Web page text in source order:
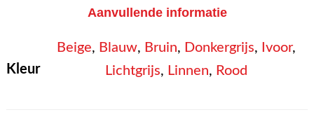
Aanvullende informatie
Kleur
Beige, Blauw, Bruin, Donkergrijs, Ivoor,
Lichtgrijs, Linnen, Rood